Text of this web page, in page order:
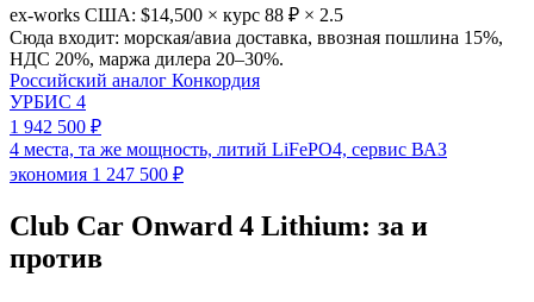
ex-works США: $14,500 × курс 88 ₽ × 2.5
Сюда входит: морская/авиа доставка, ввозная пошлина 15%,
НДС 20%, маржа дилера 20–30%.
Российский аналог Конкордия
УРБИС 4
1 942 500 ₽
4 места, та же мощность, литий LiFePO4, сервис ВАЗ
экономия 1 247 500 ₽
Club Car Onward 4 Lithium: за и
против